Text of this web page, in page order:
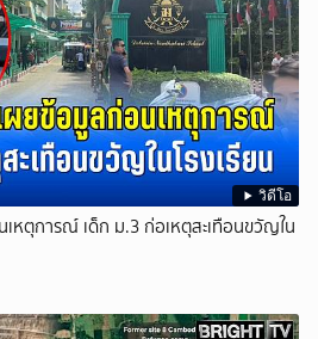
วิดีโอ
หตุการณ์ เด็ก ม.3 ก่อเหตุสะเทือนขวัญใน